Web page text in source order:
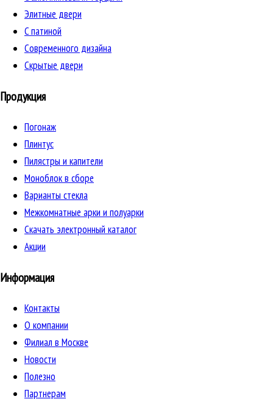
Элитные двери
C патиной
Cовременного дизайна
Скрытые двери
Продукция
Погонаж
Плинтус
Пилястры и капители
Моноблок в сборе
Варианты стекла
Межкомнатные арки и полуарки
Скачать электронный каталог
Акции
Информация
Контакты
О компании
Филиал в Москве
Новости
Полезно
Партнерам